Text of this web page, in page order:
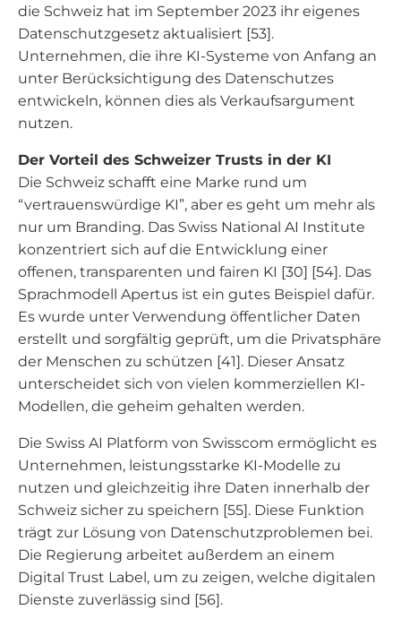
die Schweiz hat im September 2023 ihr eigenes
Datenschutzgesetz aktualisiert [53].
Unternehmen, die ihre KI-Systeme von Anfang an
unter Berücksichtigung des Datenschutzes
entwickeln, können dies als Verkaufsargument
nutzen.
Der Vorteil des Schweizer Trusts in der KI
Die Schweiz schafft eine Marke rund um
“vertrauenswürdige KI”, aber es geht um mehr als
nur um Branding. Das Swiss National AI Institute
konzentriert sich auf die Entwicklung einer
offenen, transparenten und fairen KI [30] [54]. Das
Sprachmodell Apertus ist ein gutes Beispiel dafür.
Es wurde unter Verwendung öffentlicher Daten
erstellt und sorgfältig geprüft, um die Privatsphäre
der Menschen zu schützen [41]. Dieser Ansatz
unterscheidet sich von vielen kommerziellen KI-
Modellen, die geheim gehalten werden.
Die Swiss AI Platform von Swisscom ermöglicht es
Unternehmen, leistungsstarke KI-Modelle zu
nutzen und gleichzeitig ihre Daten innerhalb der
Schweiz sicher zu speichern [55]. Diese Funktion
trägt zur Lösung von Datenschutzproblemen bei.
Die Regierung arbeitet außerdem an einem
Digital Trust Label, um zu zeigen, welche digitalen
Dienste zuverlässig sind [56].